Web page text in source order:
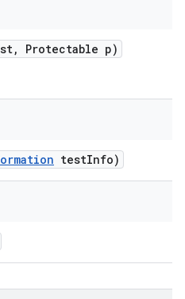
, Protectable p)
testInfo)